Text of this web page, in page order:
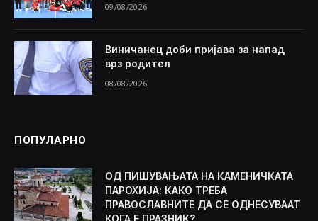
09/08/2026
Виничанец доби пријава за напад
врз родител
08/08/2026
ПОПУЛАРНО
ОД ПИШУВАЊАТА НА КАМЕНИЧКАТА
ПАРОХИЈА: КАКО ТРЕБА
ПРАВОСЛАВНИТЕ ДА СЕ ОДНЕСУВААТ
КОГА Е ПРАЗНИК?